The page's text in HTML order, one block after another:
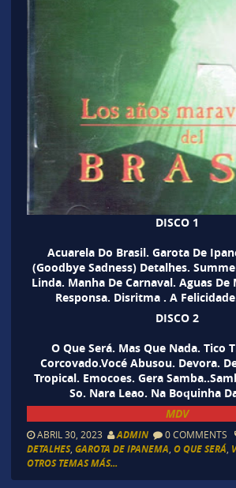
DISCO 1
Acuarela Do Brasil. Garota De
(Goodbye Sadness) Detalhes.
Linda. Manha De Carnaval. Aguas De
Responsa. Disritma . A
DISCO 2
O Que Será. Mas Que Nada. Tico
Corcovado.Vocé Abusou. Devora.
Tropical. Emocoes. Gera
So. Nara Leao. Na Boquinha
MDV
ABRIL 30, 2023 ADMIN 0 COMMENTS
DETALHES, GAROTA DE IPANEMA O QUE SERÁ
OTROS TEMAS MÁS...